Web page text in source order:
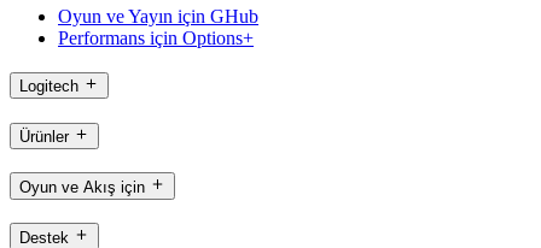
Oyun ve Yayın için GHub
Performans için Options+
Logitech
Ürünler
Oyun ve Akış için
Destek